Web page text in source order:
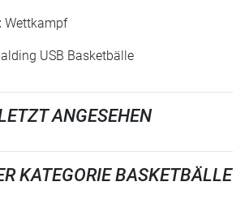
Wettkampf
USB Basketbälle
ANGESEHEN
KATEGORIE BASKETBÄLLE